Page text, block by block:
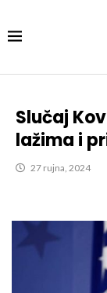
Slučaj
lažima i
27 rujna, 2024